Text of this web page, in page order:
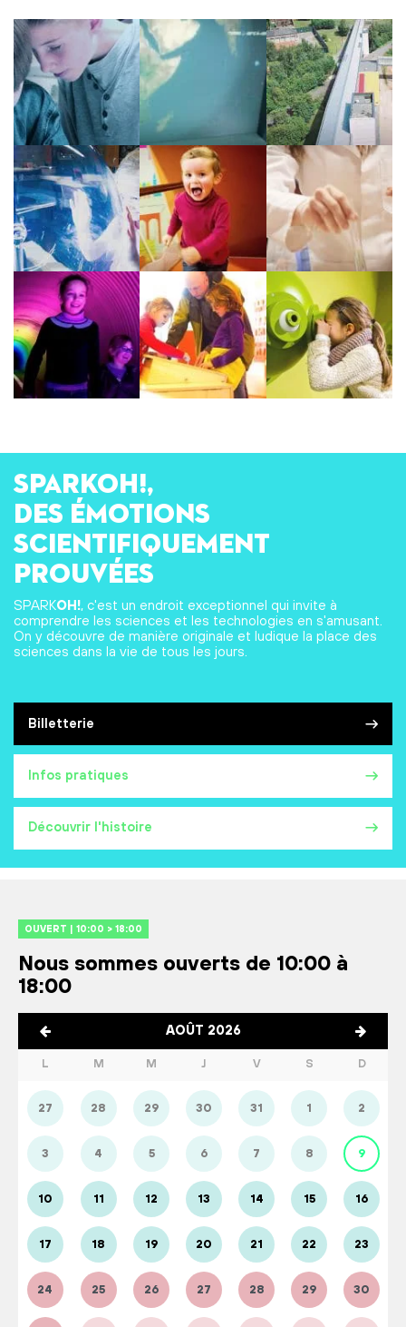
Billetterie
Infos pratiques
Découvrir l'histoire
SPARKOH!,
des émotions
scientifiquement
prouvées
SPARKOH!, c'est un endroit exceptionnel qui invite à
comprendre les sciences et les technologies en s'amusant.
On y découvre de manière originale et ludique la place des
sciences dans la vie de tous les jours.
OUVERT | 10:00 > 18:00
Nous sommes ouverts de 10:00 à
18:00
AOÛT 2026
L M M J V S D
27 28 29 30 31 1 2
3 4 5 6 7 8 9
10 11 12 13 14 15 16
17 18 19 20 21 22 23
24 25 26 27 28 29 30